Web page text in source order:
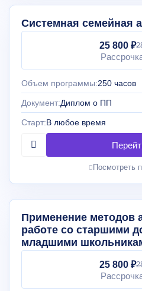
Системная семейная
25 800 ₽
Объем программы:250 часов
Документ:Диплом о ПП
Старт:В любое время
Посмотреть
Применение методов
работе со старшими
младшими
25 800 ₽